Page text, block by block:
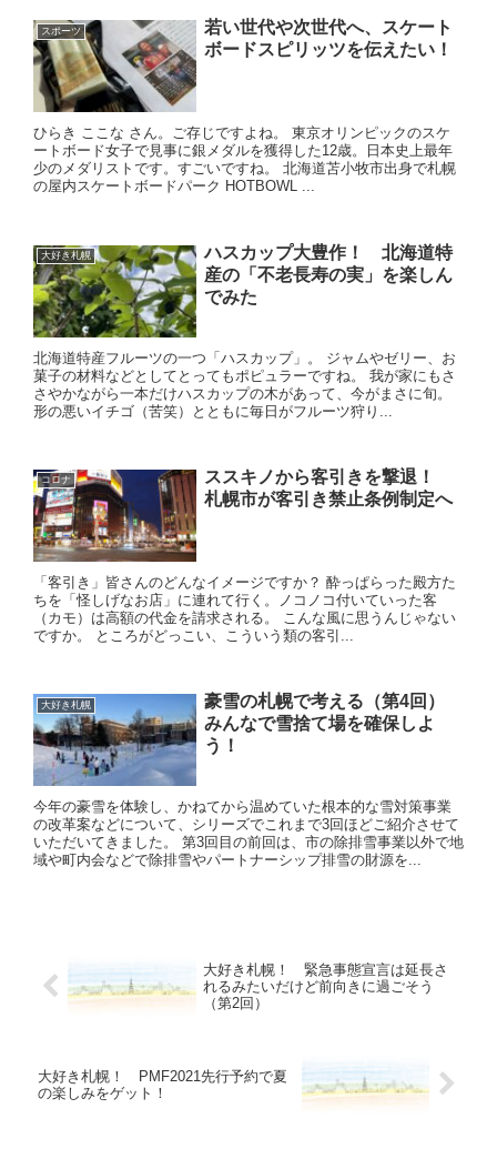
スポーツ
若い世代や次世代へ、スケート
ボードスピリッツを伝えたい！
ひらき ここな さん。ご存じですよね。 東京オリンピックのスケ
ートボード女子で見事に銀メダルを獲得した12歳。日本史上最年
少のメダリストです。すごいですね。 北海道苫小牧市出身で札幌
の屋内スケートボードパーク HOTBOWL ...
大好き札幌
ハスカップ大豊作！ 北海道特
産の「不老長寿の実」を楽しん
でみた
北海道特産フルーツの一つ「ハスカップ」。 ジャムやゼリー、お
菓子の材料などとしてとってもポピュラーですね。 我が家にもさ
さやかながら一本だけハスカップの木があって、今がまさに旬。
形の悪いイチゴ（苦笑）とともに毎日がフルーツ狩り...
コロナ
ススキノから客引きを撃退！
札幌市が客引き禁止条例制定へ
「客引き」皆さんのどんなイメージですか？ 酔っぱらった殿方た
ちを「怪しげなお店」に連れて行く。ノコノコ付いていった客
（カモ）は高額の代金を請求される。 こんな風に思うんじゃない
ですか。 ところがどっこい、こういう類の客引...
大好き札幌
豪雪の札幌で考える（第4回）
みんなで雪捨て場を確保しよ
う！
今年の豪雪を体験し、かねてから温めていた根本的な雪対策事業
の改革案などについて、シリーズでこれまで3回ほどご紹介させて
いただいてきました。 第3回目の前回は、市の除排雪事業以外で地
域や町内会などで除排雪やパートナーシップ排雪の財源を...
大好き札幌！ 緊急事態宣言は延長さ
れるみたいだけど前向きに過ごそう
（第2回）
大好き札幌！ PMF2021先行予約で夏
の楽しみをゲット！